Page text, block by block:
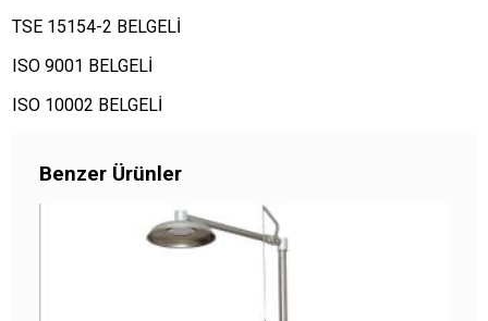
TSE 15154-2 BELGELİ
ISO 9001 BELGELİ
ISO 10002 BELGELİ
Benzer Ürünler